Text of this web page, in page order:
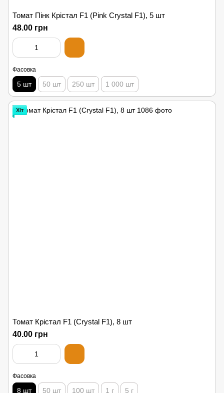
Томат Пінк Крістал F1 (Pink Crystal F1), 5 шт
48.00 грн
Фасовка
5 шт 50 шт 250 шт 1 000 шт
Хіт
Томат Крістал F1 (Crystal F1), 8 шт
40.00 грн
Фасовка
8 шт 50 шт 100 шт 1 г 5 г